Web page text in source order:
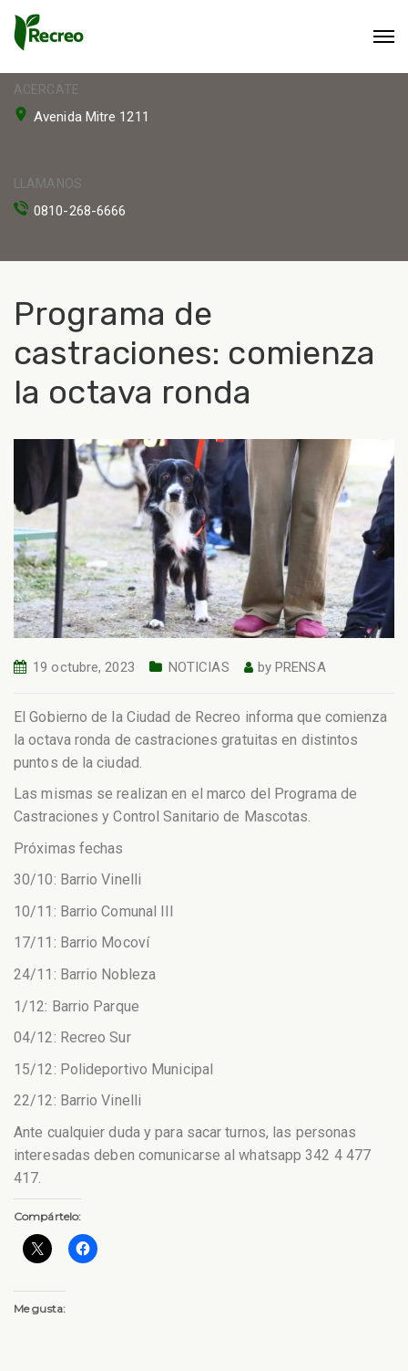
ACERCATE
Avenida Mitre 1211
LLAMANOS
0810-268-6666
Programa de
castraciones: comienza
la octava ronda
19 octubre, 2023 NOTICIAS byPRENSA
El Gobierno de la Ciudad de Recreo informa que comienza
la octava ronda de castraciones gratuitas en distintos
puntos de la ciudad.
Las mismas se realizan en el marco del Programa de
Castraciones y Control Sanitario de Mascotas.
Próximas fechas
30/10: Barrio Vinelli
10/11: Barrio Comunal III
17/11: Barrio Mocoví
24/11: Barrio Nobleza
1/12: Barrio Parque
04/12: Recreo Sur
15/12: Polideportivo Municipal
22/12: Barrio Vinelli
Ante cualquier duda y para sacar turnos, las personas
interesadas deben comunicarse al whatsapp 342 4 477
417.
Compártelo:
Me gusta: